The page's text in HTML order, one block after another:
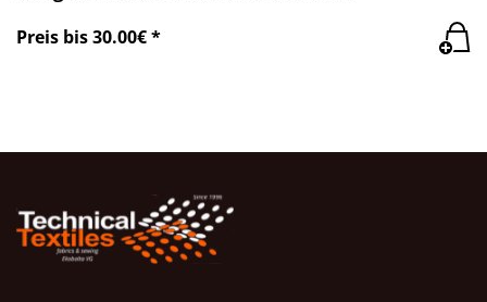
Preis bis 30.00€ *